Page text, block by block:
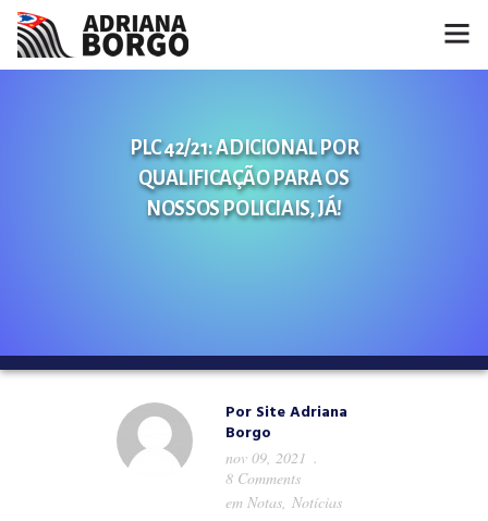
CONHEÇA A ADRIANA
PLC 42/21: ADICIONAL POR
QUALIFICAÇÃO PARA OS
NOSSOS POLICIAIS, JÁ!
Por Site Adriana
Borgo
nov 09, 2021
8 Comments
em Notas, Notícias